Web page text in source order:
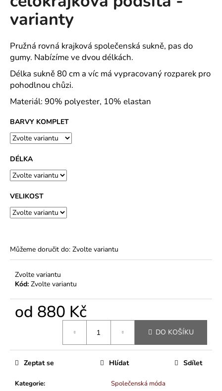
z
hvězdiček.
varianty
Pružná rovná krajková společenská sukně, pas do
gumy. Nabízíme ve dvou délkách.
Délka sukně 80 cm a víc má vypracovaný rozparek pro
pohodlnou chůzi.
Materiál: 90% polyester, 10% elastan
BARVY KOMPLET
DÉLKA
VELIKOST
Můžeme doručit do: Zvolte variantu
Zvolte variantu
Kód: Zvolte variantu
od 880 Kč
DO KOŠÍKU
Kategorie: Společenská móda
Zeptat se Hlídat Sdílet
j
m
e
PAVLIK
-
KRÁTKÉ
PYŽAMO
Z
BAVLNY
839